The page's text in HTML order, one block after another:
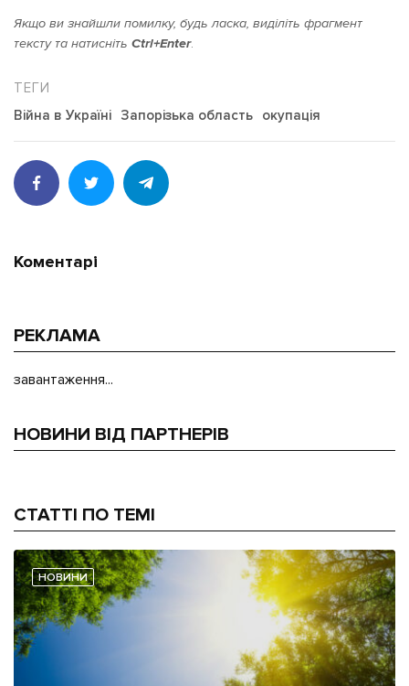
Якщо ви знайшли помилку, будь ласка, виділіть фрагмент
тексту та натисніть Ctrl+Enter.
Війна в Україні Запорізька область окупація
Коментарі
РЕКЛАМА
завантаження...
НОВИНИ ВІД ПАРТНЕРІВ
СТАТТІ ПО ТЕМІ
НОВИНИ